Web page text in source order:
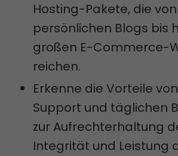
Hosting-Pakete, die
persönlichen Blogs bis
großen E-Commerce-
reichen.
Erkenne die Vorteile
Support und täglichen
zur Aufrechterhaltung
Integrität und Leistung